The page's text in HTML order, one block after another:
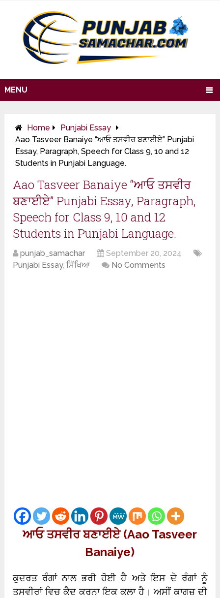
MENU
Home
Punjabi Essay
Aao Tasveer Banaiye “ਆਓ ਤਸਵੀਰ ਬਣਾਈਏ” Punjabi
Essay, Paragraph, Speech for Class 9, 10 and 12
Students in Punjabi Language.
Aao Tasveer Banaiye “ਆਓ ਤਸਵੀਰ
ਬਣਾਈਏ” Punjabi Essay, Paragraph,
Speech for Class 9, 10 and 12
Students in Punjabi Language.
punjab_samachar
September 20, 2024
Punjabi Essay,ਸਿੱਖਿਆ No Comments
ਆਓ ਤਸਵੀਰ ਬਣਾਈਏ (Aao Tasveer
Banaiye)
ਕੁਦਰਤ ਰੰਗਾਂ ਨਾਲ ਭਰੀ ਹੋਈ ਹੈ ਅਤੇ ਇਸ ਦੇ ਰੰਗਾਂ ਨੂੰ
ਤਸਵੀਰਾਂ ਵਿਚ ਕੈਦ ਕਰਨਾ ਇਕ ਕਲਾ ਹੈ। ਅਸੀਂ ਕਾਗਜ਼ ਦੀ